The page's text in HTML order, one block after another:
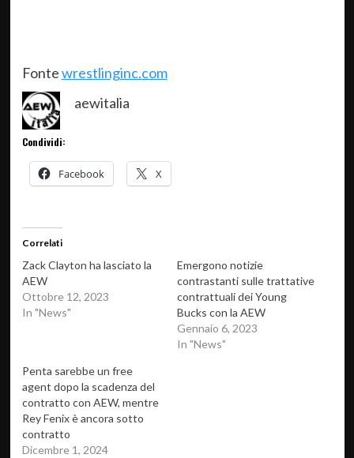
Fontewrestlinginc.com
aewitalia
Condividi:
Facebook X
Correlati
Zack Clayton ha lasciato la
AEW
Ottobre 12, 2023
In "News"
Emergono notizie
contrastanti sulle trattative
contrattuali dei Young
Bucks con la AEW
Gennaio 6, 2023
In "News"
Penta sarebbe un free
agent dopo la scadenza del
contratto con AEW, mentre
Rey Fenix è ancora sotto
contratto
Dicembre 1, 2024